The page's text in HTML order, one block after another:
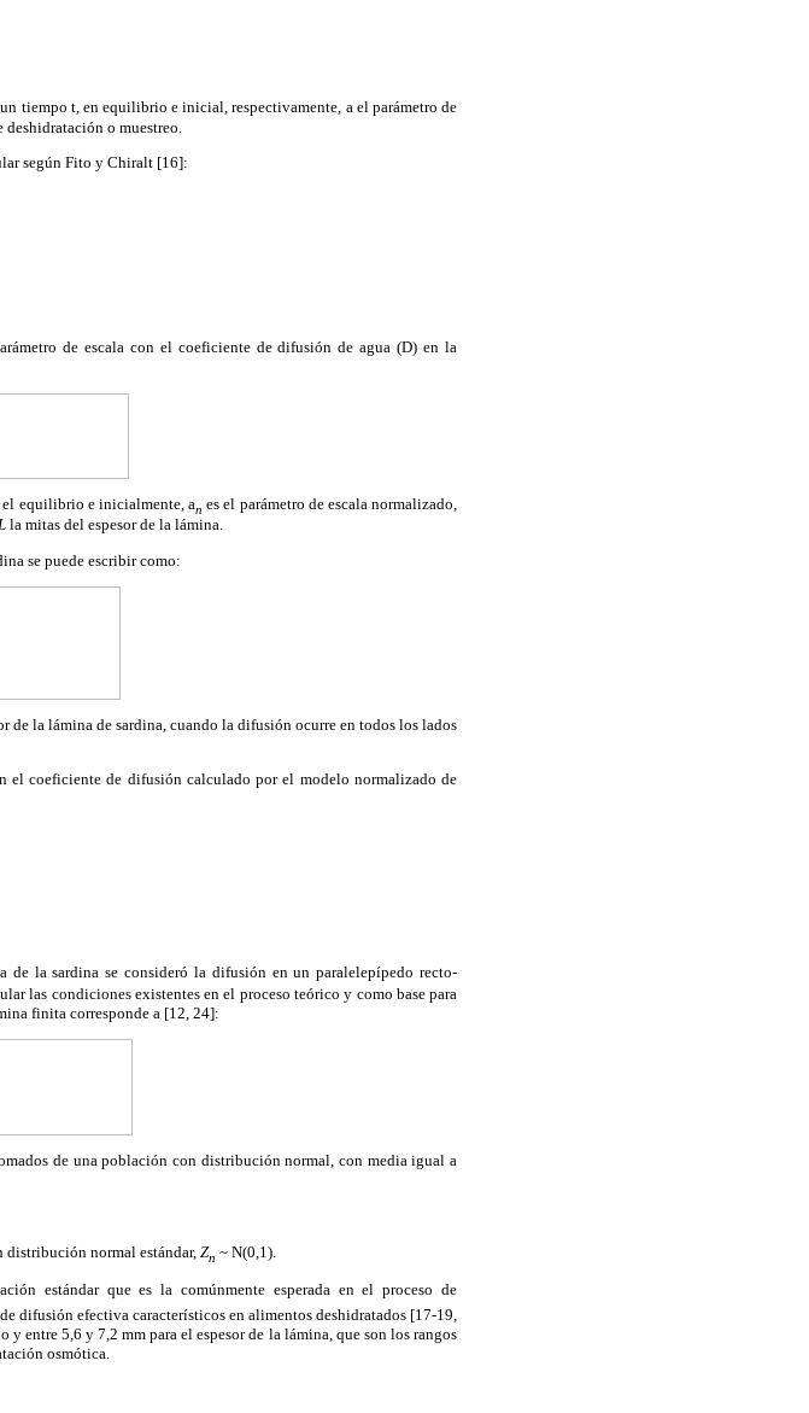
tiempo t, en equilibrio e inicial, respectivamente, a el parámetro de
deshidratación o muestreo.
según Fito y Chiralt [16]:
de escala con el coeficiente de difusión de agua (D) en la
el equilibrio e inicialmente, an es el parámetro de escala normalizado,
la mitas del espesor de la lámina.
se puede escribir como:
de la lámina de sardina, cuando la difusión ocurre en todos los lados
el coeficiente de difusión calculado por el modelo normalizado de
de la sardina se consideró la difusión en un paralelepípedo recto-
las condiciones existentes en el proceso teórico y como base para
finita corresponde a [12, 24]:
de una población con distribución normal, con media igual a
distribución normal estándar, Zn ~ N(0,1).
estándar que es la comúnmente esperada en el proceso de
difusión efectiva característicos en alimentos deshidratados [17-19,
entre 5,6 y 7,2 mm para el espesor de la lámina, que son los rangos
osmótica.